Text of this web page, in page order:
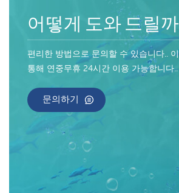
어떻게 도와 드릴
편리한 방법으로 문의할 수 있습니다..
통해 연중무휴 24시간 이용 가능합니다..
문의하기